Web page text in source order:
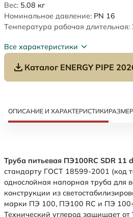
Вес: 5.08 кг
Номинальное давление: PN 16
Температура рабочая длительная:
Все характеристики
Каталог ENERGY PIPE
ОПИСАНИЕ И ХАРАКТЕРИСТИКИ
Труба питьевая ПЭ100RC SDR 11
стандарту ГОСТ 18599-2001 (код
однослойная напорная труба для
конструкции из
марки ПЭ 100, ПЭ100 RC и ПЭ
Технический углерод защищает